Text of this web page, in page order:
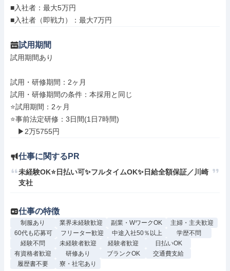
■入社者：最大5万円
■入社者（即戦力）：最大7万円
試用期間
試用期間あり
試用・研修期間：2ヶ月
試用・研修期間の条件：本採用と同じ
⭐試用期間：2ヶ月
⭐事前法定研修：3日間(1日7時間)
仕事に関するPR
未経験OK⭐日払い可✨フルタイムOK✨日給全額保証／川崎
支社
仕事の特徴
制服あり 業界未経験歓迎 副業・WワークOK
主婦・主夫歓迎
60代も応募可
フリーター歓迎 中途入社50％以上
学歴不問
経験不問
未経験者歓迎 経験者歓迎
日払いOK
有資格者歓迎
研修あり ブランクOK
交通費支給
履歴書不要
寮・社宅あり